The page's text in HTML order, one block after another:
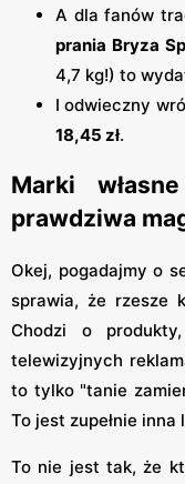
A dla fanów
prania Bryza
4,7 kg!) to
I odwieczny
18,45 zł.
Marki
prawdziwa
Okej, pogadajmy o
sprawia, że rzesze
Chodzi o
telewizyjnych
to tylko "tanie
To jest zupełnie inna
To nie jest tak, że